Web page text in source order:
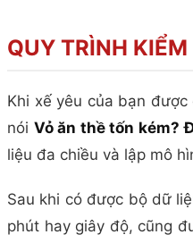
QUY TRÌNH
Khi xế yêu của bạn
nói Vỏ ăn thề tốn kém?
liệu đa chiều và lập mô
Sau khi có được bộ dữ
phút hay giây độ, cũng